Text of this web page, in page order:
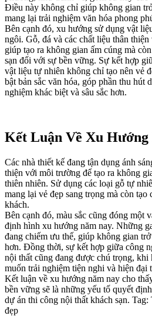
Điều này không chỉ giúp không gian
mang lại trải nghiệm văn hóa phong
Bên cạnh đó, xu hướng sử dụng vật
ngôi. Gỗ, đá và các chất liệu thân
giúp tạo ra không gian ấm cúng mà
sạn đối với sự bền vững. Sự kết hợp
vật liệu tự nhiên không chỉ tạo nên vẻ
bật bản sắc văn hóa, góp phần thu hút
nghiệm khác biệt và sâu sắc hơn.
Kết Luận Về Xu Hướng
Các nhà thiết kế đang tận dụng ánh
thiện với môi trường để tạo ra không
thiên nhiên. Sử dụng các loại gỗ tự
mang lại vẻ đẹp sang trọng mà còn tạo
khách.
Bên cạnh đó, màu sắc cũng đóng một
định hình xu hướng năm nay. Những
đang chiếm ưu thế, giúp không gian
hơn. Đồng thời, sự kết hợp giữa công
nội thất cũng đang được chú trọng, khi
muốn trải nghiệm tiện nghi và hiện đại
Kết luận về xu hướng năm nay cho
bền vững sẽ là những yếu tố quyết
dự án thi công nội thất khách sạn.
đẹp